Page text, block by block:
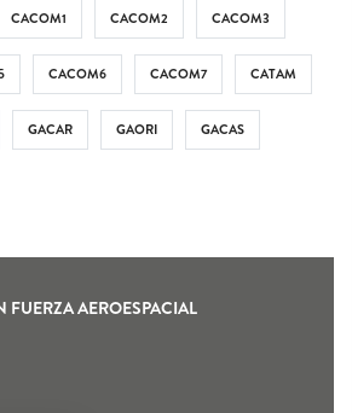
CACOM1 CACOM2 CACOM3
CACOM6 CACOM7 CATAM
GACAR GAORI GACAS
AEROESPACIAL